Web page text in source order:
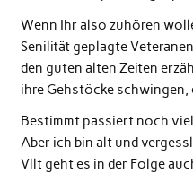
Wenn Ihr also zuhören
Senilität geplagte
den guten alten Zeiten
ihre Gehstöcke schwingen,
Bestimmt passiert noch
Aber ich bin alt und
Vllt geht es in der Folge